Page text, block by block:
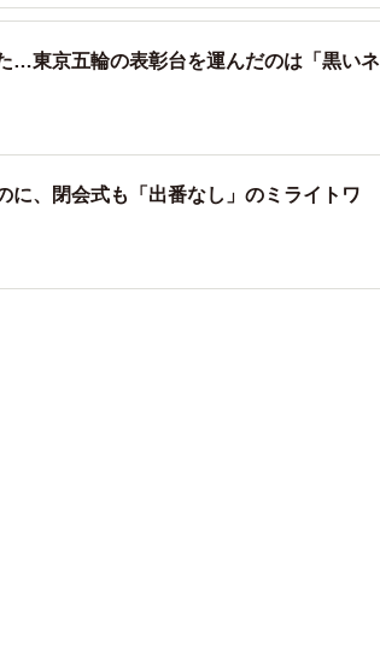
グ、重量挙げでした。ラッキーなことに
優勝したモンゴルの金メダリストと一緒
ました」
…東京五輪の表彰台を運んだのは「黒いネ
に、閉会式も「出番なし」のミライトワ